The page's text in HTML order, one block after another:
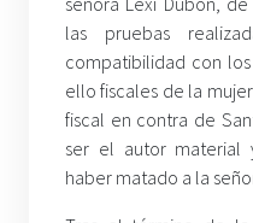
las pruebas
compatibilidad con
ello fiscales de la
fiscal en contra de
ser el autor material
haber matado a la